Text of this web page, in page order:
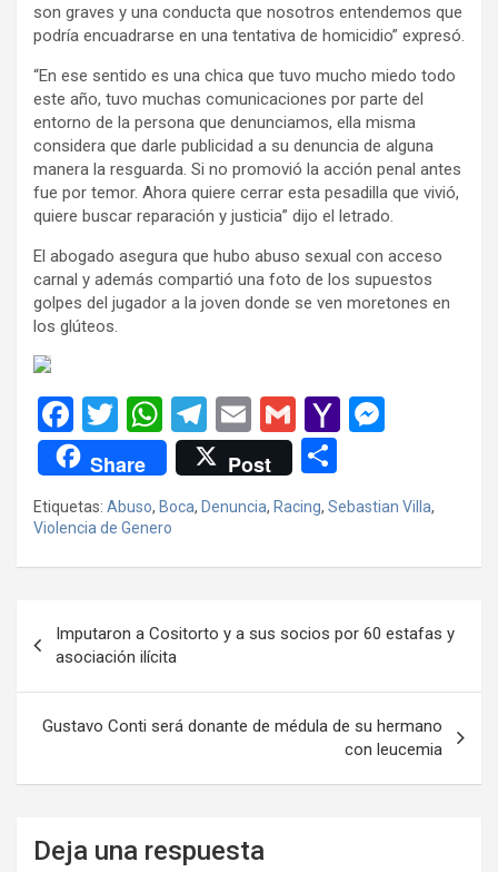
son graves y una conducta que nosotros entendemos que
podría encuadrarse en una tentativa de homicidio” expresó.
“En ese sentido es una chica que tuvo mucho miedo todo
este año, tuvo muchas comunicaciones por parte del
entorno de la persona que denunciamos, ella misma
considera que darle publicidad a su denuncia de alguna
manera la resguarda. Si no promovió la acción penal antes
fue por temor. Ahora quiere cerrar esta pesadilla que vivió,
quiere buscar reparación y justicia” dijo el letrado.
El abogado asegura que hubo abuso sexual con acceso
carnal y además compartió una foto de los supuestos
golpes del jugador a la joven donde se ven moretones en
los glúteos.
F
a
ce
b
o
k
T
wi
tt
er
W
h
at
s
A
p
T
el
e
gr
a
E
m
ail
G
m
ail
Y
o
o
ail
n
g
Share Post
o
m
p
tir
Etiquetas: Abuso, Boca, Denuncia, Racing, Sebastian Villa,
Violencia de Genero
de
entradas
Imputaron a Cositorto y a sus socios por 60 estafas y
asociación ilícita
Gustavo Conti será donante de médula de su hermano
con leucemia
Deja una respuesta